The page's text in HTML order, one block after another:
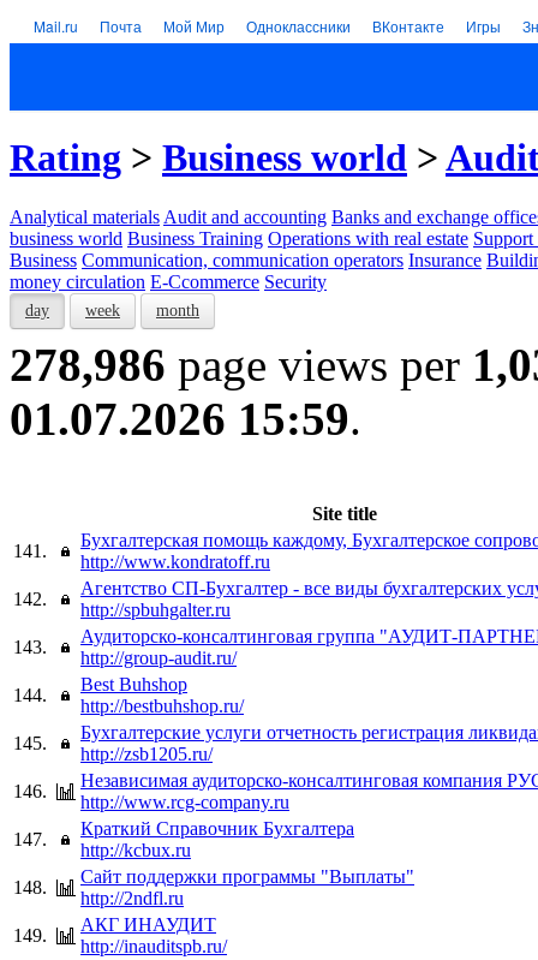
Mail.ru Почта Мой Мир Одноклассники ВКонтакте Игры
Rating > Business world >
Analytical materials Audit and accounting Banks and exchange
business world Business Training Operations with real estate Support
Business Communication, communication operators Insurance
money circulation E-Ccommerce Security
day week month
278,986 page views per
01.07.2026 15:59.
Site title
141.
Бухгалтерская помощь каждому, Бухгалтерское
http://www.kondratoff.ru
142.
Агентство СП-Бухгалтер - все виды бухгалтерских
http://spbuhgalter.ru
143.
Аудиторско-консалтинговая группа "АУДИТ-
http://group-audit.ru/
144.
Best Buhshop
http://bestbuhshop.ru/
145.
Бухгалтерские услуги отчетность регистрация
http://zsb1205.ru/
146.
Независимая аудиторско-консалтинговая
http://www.rcg-company.ru
147.
Краткий Справочник Бухгалтера
http://kcbux.ru
148.
Сайт поддержки программы "Выплаты"
http://2ndfl.ru
149.
АКГ ИНАУДИТ
http://inauditspb.ru/